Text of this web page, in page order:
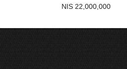
22,000,000 NIS